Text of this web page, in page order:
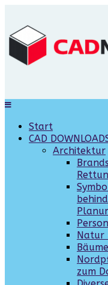
Start
CAD
Architektur
Natur
Bäume
zum